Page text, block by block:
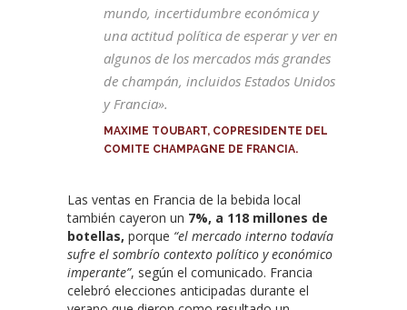
mundo, incertidumbre económica y
una actitud política de esperar y ver en
algunos de los mercados más grandes
de champán, incluidos Estados Unidos
y Francia».
MAXIME TOUBART, COPRESIDENTE DEL
COMITE CHAMPAGNE DE FRANCIA.
Las ventas en Francia de la bebida local
también cayeron un 7%, a 118 millones de
botellas, porque “el mercado interno todavía
sufre el sombrío contexto político y económico
imperante”, según el comunicado. Francia
celebró elecciones anticipadas durante el